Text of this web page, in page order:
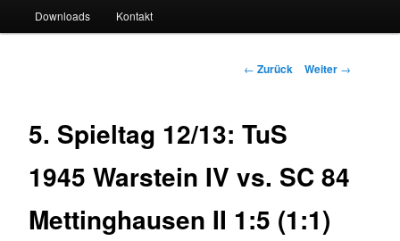
wechseln
Inhalt
Downloads Kontakt
Beitrags-
← Zurück Weiter →
5. Spieltag 12/13: TuS
1945 Warstein IV vs. SC 84
Mettinghausen II 1:5 (1:1)